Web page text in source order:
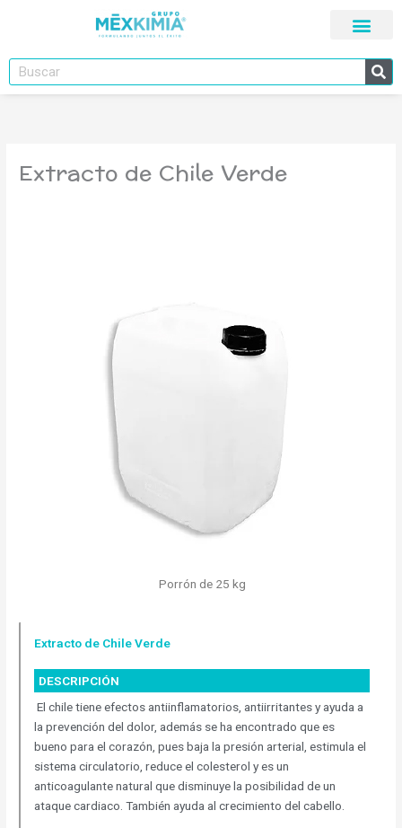
Buscar
Extracto de Chile Verde
Porrón de 25 kg
Extracto de Chile Verde
DESCRIPCIÓN
El chile tiene efectos antiinflamatorios, antiirritantes y ayuda a
la prevención del dolor, además se ha encontrado que es
bueno para el corazón, pues baja la presión arterial, estimula el
sistema circulatorio, reduce el colesterol y es un
anticoagulante natural que disminuye la posibilidad de un
ataque cardiaco. También ayuda al crecimiento del cabello.